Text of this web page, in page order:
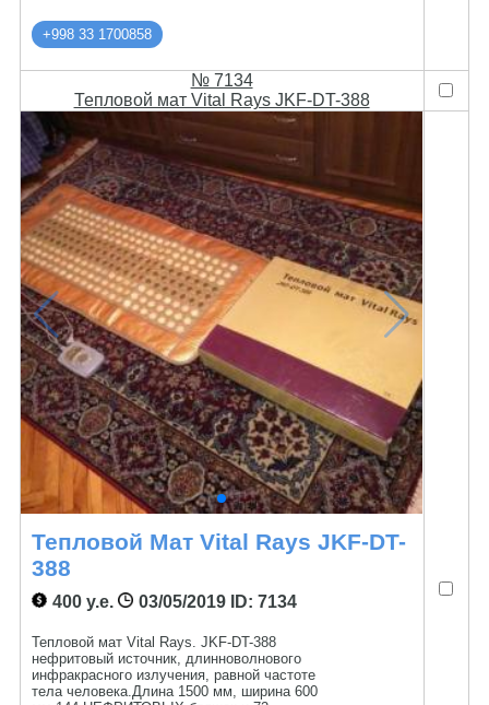
+998 33 1700858
№ 7134
Тепловой мат Vital Rays JKF-DT-388
Тепловой Мат Vital Rays JKF-DT-
388
400 у.е. 03/05/2019ID: 7134
Тепловой мат Vital Rays. JKF-DT-388
нефритовый источник, длинноволнового
инфракрасного излучения, равной частоте
тела человека.Длина 1500 мм, ширина 600